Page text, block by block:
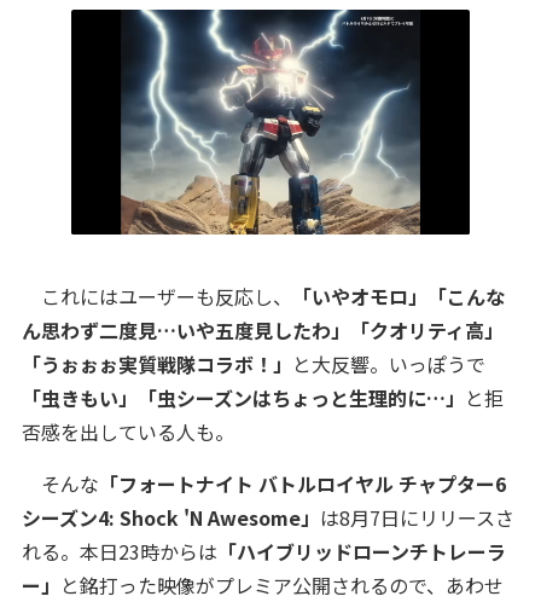
これにはユーザーも反応し、
「いやオモロ」「こんな
ん思わず二度見…いや五度見したわ」「クオリティ高」
「うぉぉぉ実質戦隊コラボ！」 と大反響。いっぽうで
「虫きもい」「虫シーズンはちょっと生理的に…」 と拒
否感を出している人も。
そんな 「フォートナイト バトルロイヤル チャプター6
シーズン4: Shock 'N Awesome」 は8月7日にリリースさ
れる。本日23時からは 「ハイブリッドローンチトレーラ
ー」 と銘打った映像がプレミア公開されるので、あわせ